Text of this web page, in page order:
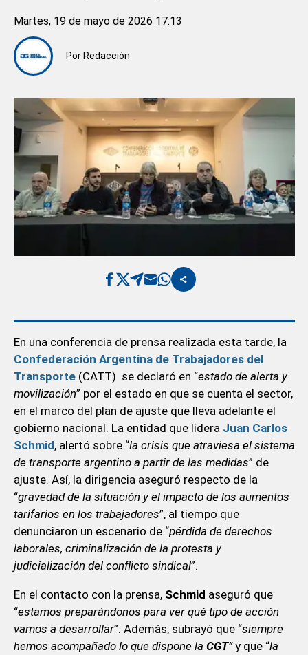
Por Redacción
Martes, 19 de mayo de 2026 17:13
En una conferencia de prensa realizada esta tarde, la
Confederación Argentina de Trabajadores del
Transporte (CATT) se declaró en “estado de alerta y
movilización” por el estado en que se cuenta el sector,
en el marco del plan de ajuste que lleva adelante el
gobierno nacional. La entidad que lidera Juan Carlos
Schmid, alertó sobre “la crisis que atraviesa el sistema
de transporte argentino a partir de las medidas” de
ajuste. Así, la dirigencia aseguró respecto de la
“gravedad de la situación y el impacto de los aumentos
tarifarios en los trabajadores”, al tiempo que
denunciaron un escenario de “pérdida de derechos
laborales, criminalización de la protesta y
judicialización del conflicto sindical”.
En el contacto con la prensa, Schmid aseguró que
“estamos preparándonos para ver qué tipo de acción
vamos a desarrollar”. Además, subrayó que “siempre
hemos acompañado lo que dispone la CGT”y que “la